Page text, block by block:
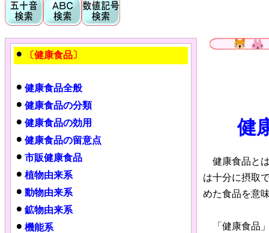
健
健康食品と
は十分に摂取
めた食品を意
「健康食品
〔健康食品〕
健康食品全般
健康食品の分類
健康食品の効用
健康食品の留意点
市販健康食品
植物由来系
動物由来系
鉱物由来系
機能系